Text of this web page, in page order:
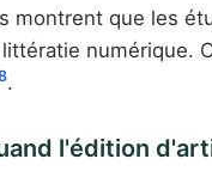
montrent que les
numérique.
.
l'édition